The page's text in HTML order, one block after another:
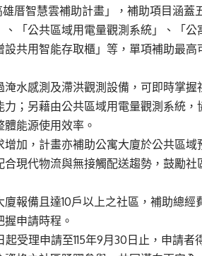
厝智慧雲補助計畫」，補助項目涵蓋
「公共區域用電量觀測系統」、「公
共用智能存取櫃」等，單項補助最
水感測及滯洪觀測設備，可即時掌握
；另藉由公共區域用電量觀測系統
能源使用效率。
加，計畫亦補助公寓大廈於公共區
現代物流與無接觸配送趨勢，鼓勵社
報備且達10戶以上之社區，補助總經
申請時程。
起受理申請至115年9月30日止，申請